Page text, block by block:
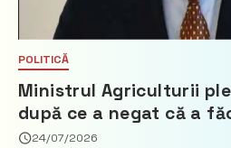
POLITICĂ
Ministrul Agriculturii
după ce a negat că a
Partidul Democrat
24/07/2026